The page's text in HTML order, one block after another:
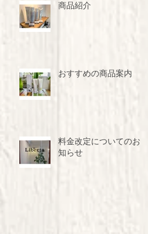
商品紹介
おすすめの商品案内
料金改定についてのお
知らせ